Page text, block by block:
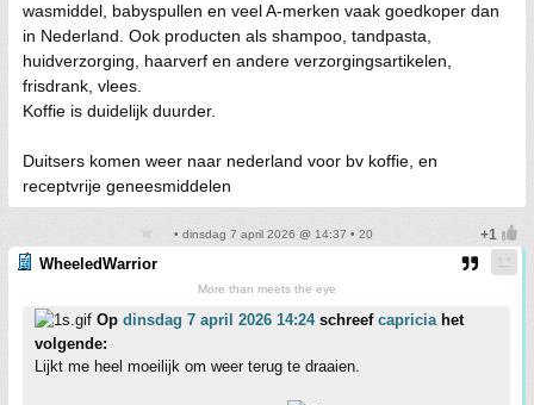
wasmiddel, babyspullen en veel A-merken vaak goedkoper dan
in Nederland. Ook producten als shampoo, tandpasta,
huidverzorging, haarverf en andere verzorgingsartikelen,
frisdrank, vlees.
Koffie is duidelijk duurder.
Duitsers komen weer naar nederland voor bv koffie, en
receptvrije geneesmiddelen
• dinsdag 7 april 2026 @ 14:37 • 20
WheeledWarrior
More than meets the eye
Op dinsdag 7 april 2026 14:24schreef capriciahet
volgende:
Lijkt me heel moeilijk om weer terug te draaien.